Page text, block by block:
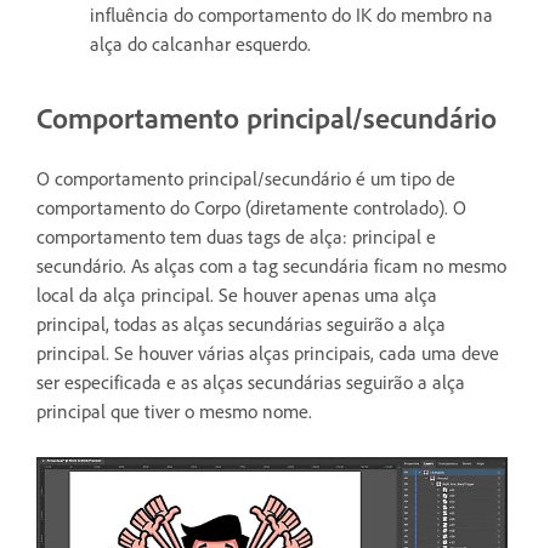
influência do comportamento do IK do membro na
alça do calcanhar esquerdo.
Comportamento principal/secundário
O comportamento principal/secundário é um tipo de
comportamento do Corpo (diretamente controlado). O
comportamento tem duas tags de alça: principal e
secundário. As alças com a tag secundária ficam no mesmo
local da alça principal. Se houver apenas uma alça
principal, todas as alças secundárias seguirão a alça
principal. Se houver várias alças principais, cada uma deve
ser especificada e as alças secundárias seguirão a alça
principal que tiver o mesmo nome.